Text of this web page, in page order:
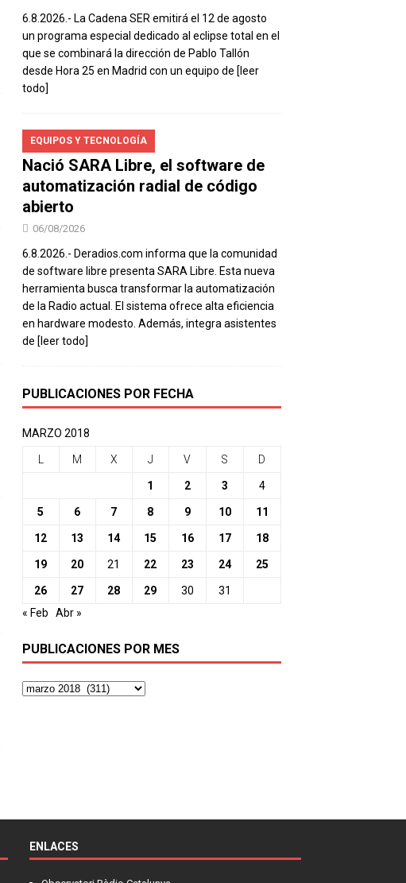
6.8.2026.- La Cadena SER emitirá el 12 de agosto
un programa especial dedicado al eclipse total en el
que se combinará la dirección de Pablo Tallón
desde Hora 25 en Madrid con un equipo de [leer
todo]
EQUIPOS Y TECNOLOGÍA
Nació SARA Libre, el software de
automatización radial de código
abierto
06/08/2026
6.8.2026.- Deradios.com informa que la comunidad
de software libre presenta SARA Libre. Esta nueva
herramienta busca transformar la automatización
de la Radio actual. El sistema ofrece alta eficiencia
en hardware modesto. Además, integra asistentes
de [leer todo]
PUBLICACIONES POR FECHA
MARZO 2018
L M X J V S D
1 2 3 4
5 6 7 8 9 10 11
12 13 14 15 16 17 18
19 20 21 22 23 24 25
26 27 28 29 30
31
« Feb
Abr »
PUBLICACIONES POR MES
ENLACES